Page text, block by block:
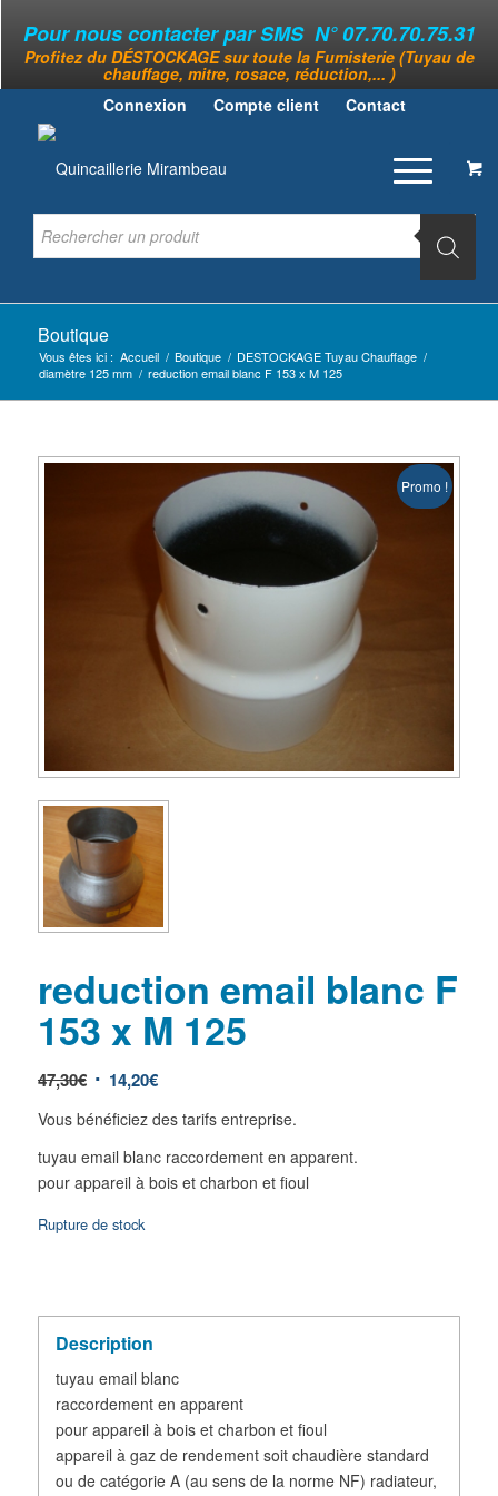
Pour nous contacter par SMS N° 07.70.70.75.31
Profitez du DÉSTOCKAGE sur toute la Fumisterie (Tuyau de
chauffage, mitre, rosace, réduction,... )
Connexion
Compte client Contact
Boutique
Vous êtes ici : Accueil / Boutique / DESTOCKAGE Tuyau Chauffage /
diamètre 125 mm / reduction email blanc F 153 x M 125
Promo !
reduction email blanc F
153 x M 125
47,30€ 14,20€
Vous bénéficiez des tarifs entreprise.
tuyau email blanc raccordement en apparent.
pour appareil à bois et charbon et fioul
Rupture de stock
Description
tuyau email blanc
raccordement en apparent
pour appareil à bois et charbon et fioul
appareil à gaz de rendement soit chaudière standard
ou de catégorie A (au sens de la norme NF) radiateur,